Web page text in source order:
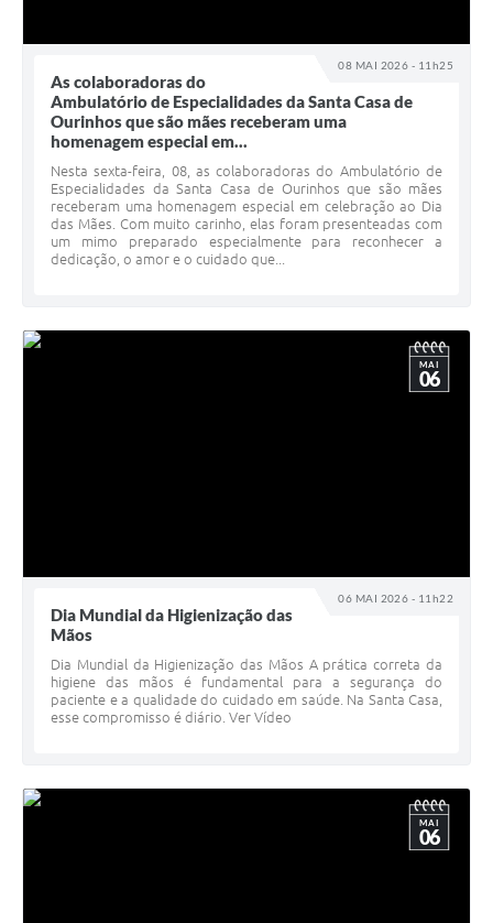
08 MAI 2026 - 11h25
As colaboradoras do
Ambulatório de Especialidades da Santa Casa de
Ourinhos que são mães receberam uma
homenagem especial em...
Nesta sexta-feira, 08, as colaboradoras do Ambulatório de
Especialidades da Santa Casa de Ourinhos que são mães
receberam uma homenagem especial em celebração ao Dia
das Mães. Com muito carinho, elas foram presenteadas com
um mimo preparado especialmente para reconhecer a
dedicação, o amor e o cuidado que...
06 MAI 2026 - 11h22
MAI
06
Dia Mundial da Higienização das
Mãos
Dia Mundial da Higienização das Mãos A prática correta da
higiene das mãos é fundamental para a segurança do
paciente e a qualidade do cuidado em saúde. Na Santa Casa,
esse compromisso é diário. Ver Vídeo
MAI
06